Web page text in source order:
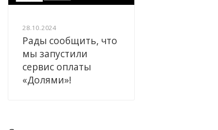
28.10.2024
Рады сообщить, что
мы запустили
сервис оплаты
«Долями»!